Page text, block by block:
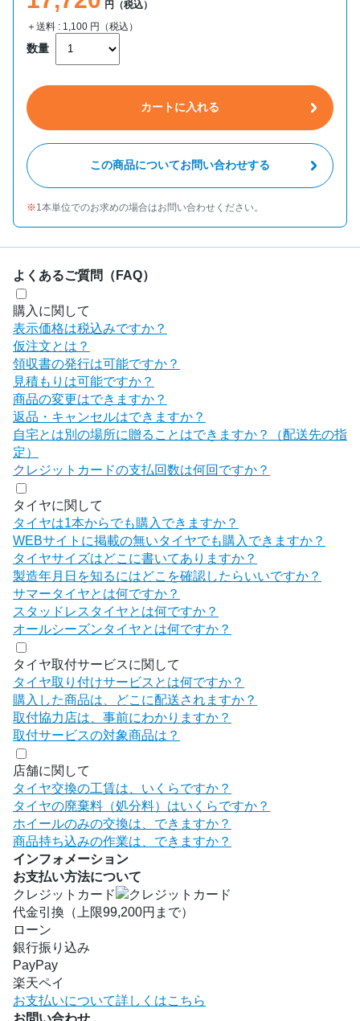
円（税込）
＋送料 : 1,100 円（税込）
数量
カートに入れる
この商品についてお問い合わせする
1本単位でのお求めの場合はお問い合わせください。
よくあるご質問（FAQ）
購入に関して
表示価格は税込みですか？
仮注文とは？
領収書の発行は可能ですか？
見積もりは可能ですか？
商品の変更はできますか？
返品・キャンセルはできますか？
自宅とは別の場所に贈ることはできますか？（配送先の指
定）
クレジットカードの支払回数は何回ですか？
タイヤに関して
タイヤは1本からでも購入できますか？
WEBサイトに掲載の無いタイヤでも購入できますか？
タイヤサイズはどこに書いてありますか？
製造年月日を知るにはどこを確認したらいいですか？
サマータイヤとは何ですか？
スタッドレスタイヤとは何ですか？
オールシーズンタイヤとは何ですか？
タイヤ取付サービスに関して
タイヤ取り付けサービスとは何ですか？
購入した商品は、どこに配送されますか？
取付協力店は、事前にわかりますか？
取付サービスの対象商品は？
店舗に関して
タイヤ交換の工賃は、いくらですか？
タイヤの廃棄料（処分料）はいくらですか？
ホイールのみの交換は、できますか？
商品持ち込みの作業は、できますか？
インフォメーション
お支払い方法について
クレジットカード
代金引換（上限99,200円まで）
ローン
銀行振り込み
PayPay
楽天ペイ
お支払いについて詳しくはこちら
お問い合わせ